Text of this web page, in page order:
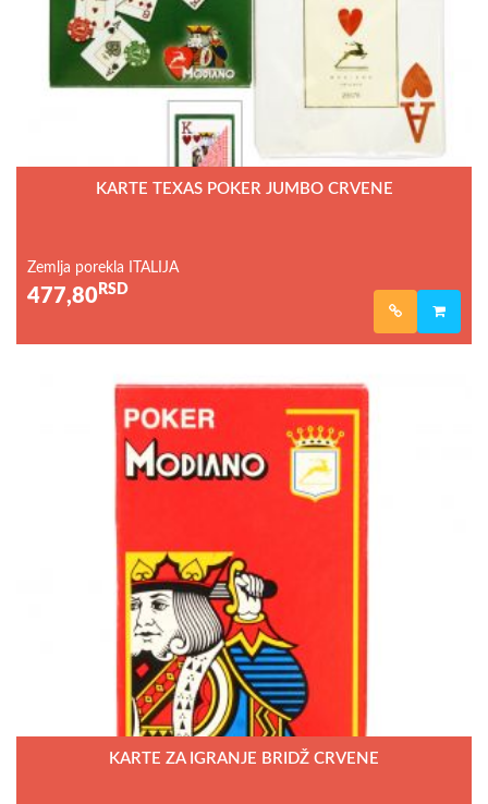
KARTE TEXAS POKER JUMBO CRVENE
Zemlja porekla ITALIJA
477,80 RSD
KARTE ZA IGRANJE BRIDŽ CRVENE